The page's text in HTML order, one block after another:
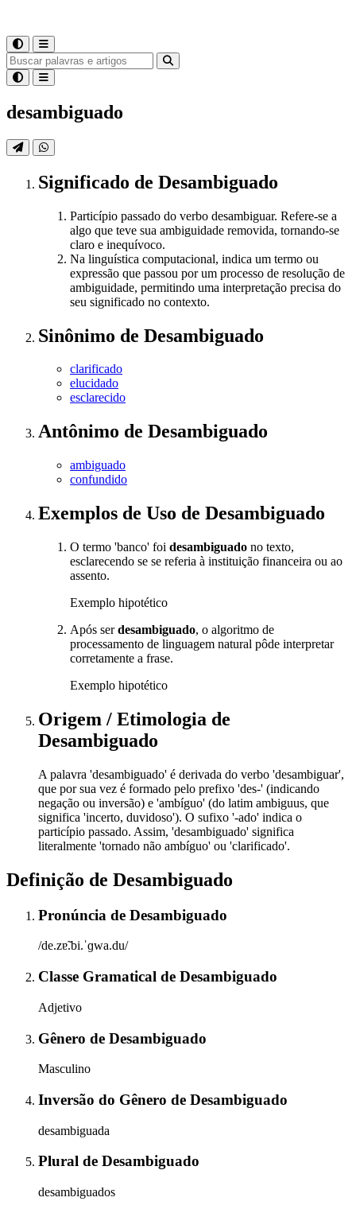
desambiguado
Significado de Desambiguado
Particípio passado do verbo desambiguar. Refere-se a
algo que teve sua ambiguidade removida, tornando-se
claro e inequívoco.
Na linguística computacional, indica um termo ou
expressão que passou por um processo de resolução de
ambiguidade, permitindo uma interpretação precisa do
seu significado no contexto.
Sinônimo de Desambiguado
clarificado
elucidado
esclarecido
Antônimo de Desambiguado
ambiguado
confundido
Exemplos de Uso de Desambiguado
O termo 'banco' foi desambiguado no texto,
esclarecendo se se referia à instituição financeira ou ao
assento.
Exemplo hipotético
Após serdesambiguado, o algoritmo de
processamento de linguagem natural pôde interpretar
corretamente a frase.
Exemplo hipotético
Origem / Etimologia de
Desambiguado
A palavra 'desambiguado' é derivada do verbo 'desambiguar',
que por sua vez é formado pelo prefixo 'des-' (indicando
negação ou inversão) e 'ambíguo' (do latim ambiguus, que
significa 'incerto, duvidoso'). O sufixo '-ado' indica o
particípio passado. Assim, 'desambiguado' significa
literalmente 'tornado não ambíguo' ou 'clarificado'.
Definição de Desambiguado
Pronúncia de Desambiguado
/de.zɐ̃.bi.ˈɡwa.du/
Classe Gramatical de Desambiguado
Adjetivo
Gênero de Desambiguado
Masculino
Inversão do Gênero de Desambiguado
desambiguada
Plural de Desambiguado
desambiguados